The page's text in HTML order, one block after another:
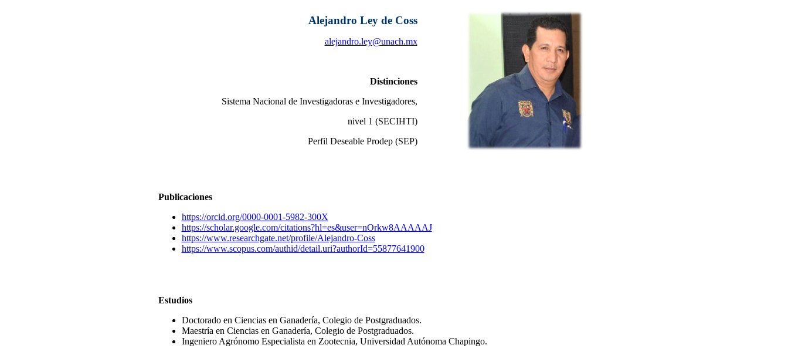
Alejandro Ley de Coss
alejandro.ley@unach.mx
Distinciones
Sistema Nacional de Investigadoras e Investigadores,
nivel 1 (SECIHTI)
Perfil Deseable Prodep (SEP)
Publicaciones
https://orcid.org/0000-0001-5982-300X
https://scholar.google.com/citations?hl=es&user=nOrkw8AAAAAJ
https://www.researchgate.net/profile/Alejandro-Coss
https://www.scopus.com/authid/detail.uri?authorId=55877641900
Estudios
Doctorado en Ciencias en Ganadería, Colegio de Postgraduados.
Maestría en Ciencias en Ganadería, Colegio de Postgraduados.
Ingeniero Agrónomo Especialista en Zootecnia, Universidad Autónoma Chapingo.